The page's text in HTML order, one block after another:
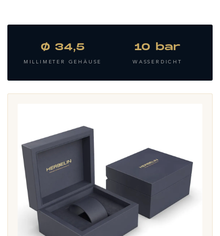
Ø 34,5
MILLIMETER GEHÄUSE
10 bar
WASSERDICHT